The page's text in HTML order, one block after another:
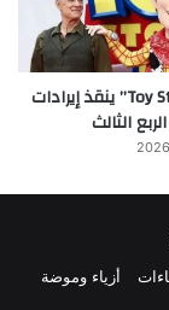
فيلم “Toy Story 5” ينقذ إيرادات
الثالث
أزياء وموضة